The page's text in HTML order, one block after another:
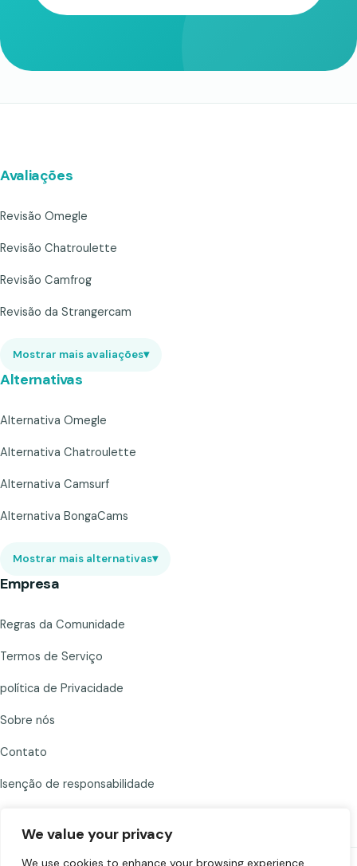
We value your privacy
We use cookies to enhance your browsing experience,
Avaliações
Revisão Omegle
Revisão Chatroulette
Revisão Camfrog
Revisão da Strangercam
Mostrar mais avaliações▾
Alternativas
Alternativa Omegle
Alternativa Chatroulette
Alternativa Camsurf
Alternativa BongaCams
Mostrar mais alternativas▾
Empresa
Regras da Comunidade
Termos de Serviço
política de Privacidade
Sobre nós
Contato
Isenção de responsabilidade